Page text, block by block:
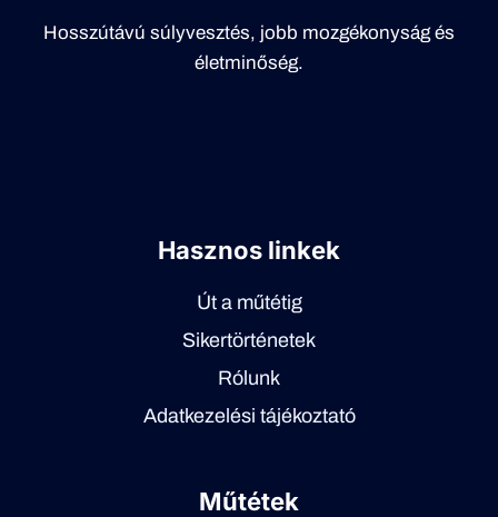
Hosszútávú súlyvesztés, jobb mozgékonyság és
életminőség.
Hasznos linkek
Út a műtétig
Sikertörténetek
Rólunk
Adatkezelési tájékoztató
Műtétek